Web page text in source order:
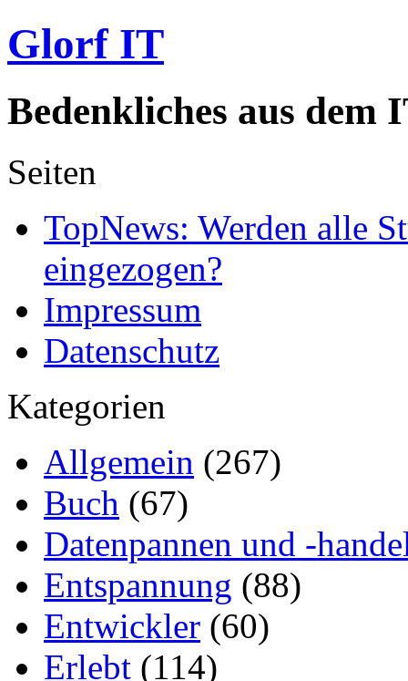
Glorf IT
Bedenkliches aus dem
Seiten
TopNews: Werden alle
eingezogen?
Impressum
Datenschutz
Kategorien
Allgemein (267)
Buch (67)
Datenpannen und -
Entspannung (88)
Entwickler (60)
Erlebt (114)